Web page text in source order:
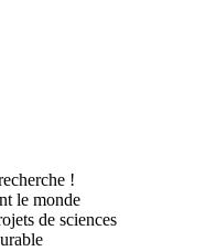
!
le monde
de sciences